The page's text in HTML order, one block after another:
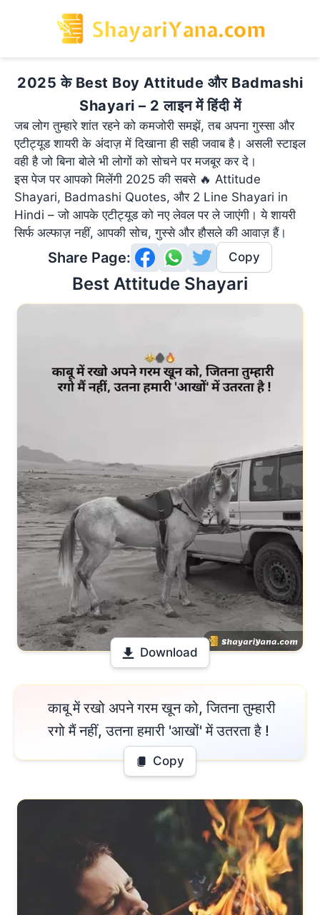
2025 के Best Boy Attitude और Badmashi
Shayari – 2 लाइन में हिंदी में
जब लोग तुम्हारे शांत रहने को कमजोरी समझें, तब अपना गुस्सा और
एटीट्यूड शायरी के अंदाज़ में दिखाना ही सही जवाब है। असली स्टाइल
वही है जो बिना बोले भी लोगों को सोचने पर मजबूर कर दे।
इस पेज पर आपको मिलेंगी 2025 की सबसे 🔥 Attitude
Shayari, Badmashi Quotes, और 2 Line Shayari in
Hindi – जो आपके एटीट्यूड को नए लेवल पर ले जाएंगी। ये शायरी
सिर्फ अल्फाज़ नहीं, आपकी सोच, गुस्से और हौसले की आवाज़ हैं।
Share Page: Copy
Best Attitude Shayari
Download
काबू में रखो अपने गरम खून को, जितना तुम्हारी
रगो मैं नहीं, उतना हमारी 'आखों' में उतरता है !
Copy